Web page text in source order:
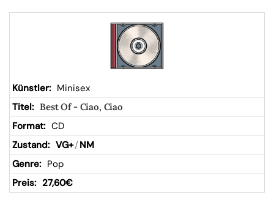
Minisex
Best Of - Ciao, Ciao
CD
VG+/ NM
Pop
27,60€